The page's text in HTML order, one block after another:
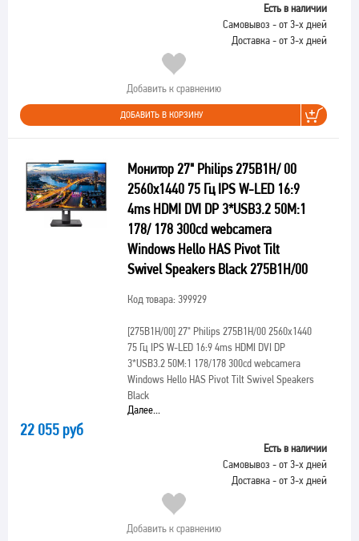
Есть в наличии
Самовывоз - от 3-х дней
Доставка - от 3-х дней
Добавить к сравнению
ДОБАВИТЬ В КОРЗИНУ
Монитор 27" Philips 275B1H/ 00
2560x1440 75 Гц IPS W-LED 16:9
4ms HDMI DVI DP 3*USB3.2 50M:1
178/ 178 300cd webcamera
Windows Hello HAS Pivot Tilt
Swivel Speakers Black 275B1H/00
Код товара: 399929
[275B1H/00]27" Philips 275B1H/00 2560x1440
75 Гц IPS W-LED 16:9 4ms HDMI DVI DP
3*USB3.2 50M:1 178/178 300cd webcamera
Windows Hello HAS Pivot Tilt Swivel Speakers
Black
Далее...
22 055 руб
Есть в наличии
Самовывоз - от 3-х дней
Доставка - от 3-х дней
Добавить к сравнению